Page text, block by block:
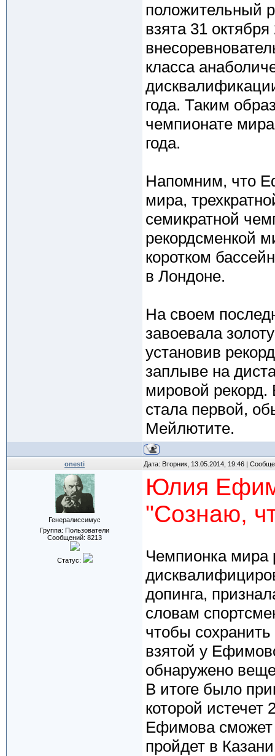
положительный
взята 31
класса
года. Таким
чемпионате
года.
Напомним, что
мира,
семикратной
рекордсменкой
коротком
в Лондоне.
На своем
завоевала
установив
заплыве на
мировой
стала первой,
Мейлютите.
onesti Дата: Вторник, 13.05.2014, 19:46 |
Генералиссимус
Группа: Пользователи
Сообщений: 8213
Статус:
Юлия
"Сознаю,
Чемпионка
допинга,
словам
чтобы
взятой у
обнаружено
В итоге было
которой
Ефимова сможет
пройдет в